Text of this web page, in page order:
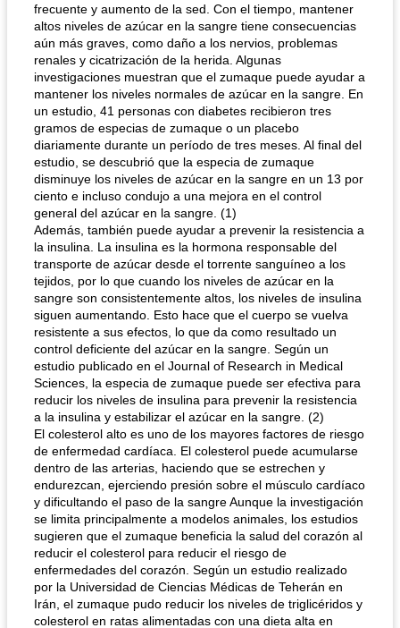
sopa de lentejas negras del chef john
frecuente y aumento de la sed. Con el tiempo, mantener
altos niveles de azúcar en la sangre tiene consecuencias
aún más graves, como daño a los nervios, problemas
renales y cicatrización de la herida. Algunas
investigaciones muestran que el zumaque puede ayudar a
mantener los niveles normales de azúcar en la sangre. En
un estudio, 41 personas con diabetes recibieron tres
gramos de especias de zumaque o un placebo
diariamente durante un período de tres meses. Al final del
estudio, se descubrió que la especia de zumaque
disminuye los niveles de azúcar en la sangre en un 13 por
ciento e incluso condujo a una mejora en el control
general del azúcar en la sangre. (1)
Además, también puede ayudar a prevenir la resistencia a
la insulina. La insulina es la hormona responsable del
transporte de azúcar desde el torrente sanguíneo a los
tejidos, por lo que cuando los niveles de azúcar en la
sangre son consistentemente altos, los niveles de insulina
siguen aumentando. Esto hace que el cuerpo se vuelva
resistente a sus efectos, lo que da como resultado un
control deficiente del azúcar en la sangre. Según un
estudio publicado en el Journal of Research in Medical
Sciences, la especia de zumaque puede ser efectiva para
reducir los niveles de insulina para prevenir la resistencia
a la insulina y estabilizar el azúcar en la sangre. (2)
El colesterol alto es uno de los mayores factores de riesgo
de enfermedad cardíaca. El colesterol puede acumularse
dentro de las arterias, haciendo que se estrechen y
endurezcan, ejerciendo presión sobre el músculo cardíaco
y dificultando el paso de la sangre Aunque la investigación
se limita principalmente a modelos animales, los estudios
sugieren que el zumaque beneficia la salud del corazón al
reducir el colesterol para reducir el riesgo de
enfermedades del corazón. Según un estudio realizado
por la Universidad de Ciencias Médicas de Teherán en
Irán, el zumaque pudo reducir los niveles de triglicéridos y
colesterol en ratas alimentadas con una dieta alta en